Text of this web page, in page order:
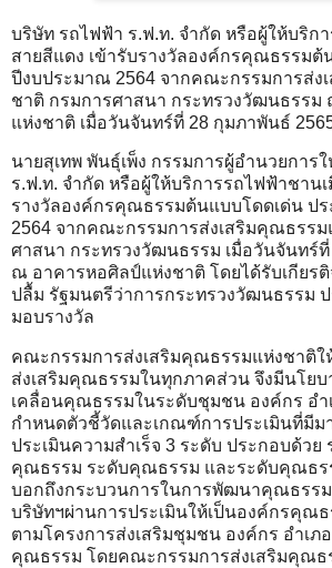
บริษัท รถไฟฟ้า ร.ฟ.ท. จำกัด หรือผู้ให้บริก
สายสีแดง เข้ารับรางวัลองค์กรคุณธรรมต้
ปีงบประมาณ 2564 จากคณะกรรมการส่ง
ชาติ กรมการศาสนา กระทรวงวัฒนธรรม
แห่งชาติ เมื่อวันจันทร์ที่ 28 กุมภาพันธ์
นายสุเทพ พันธุ์เพ็ง กรรมการผู้อำนวยการ
ร.ฟ.ท. จำกัด หรือผู้ให้บริการรถไฟฟ้าชานเ
รางวัลองค์กรคุณธรรมต้นแบบโดดเด่น ป
2564 จากคณะกรรมการส่งเสริมคุณธรรม
ศาสนา กระทรวงวัฒนธรรม เมื่อวันจันทร์
ณ อาคารหอศิลป์แห่งชาติ โดยได้รับเกียร
ปลื้ม รัฐมนตรีว่าการกระทรวงวัฒนธรรม
มอบรางวัล
คณะกรรมการส่งเสริมคุณธรรมแห่งชาติ
ส่งเสริมคุณธรรมในทุกภาคส่วน จึงมีนโยบ
เคลื่อนคุณธรรมในระดับชุมชน องค์กร อำ
กำหนดตัวชี้วัดและเกณฑ์การประเมินที่มีม
ประเมินความสำเร็จ 3 ระดับ ประกอบด้วย
คุณธรรม ระดับคุณธรรม และระดับคุณธร
บอกถึงกระบวนการในการพัฒนาคุณธรรม
บริษัทฯผ่านการประเมินให้เป็นองค์กรคุณ
ตามโครงการส่งเสริมชุมชน องค์กร อำเภ
คุณธรรม โดยคณะกรรมการส่งเสริมคุณธ